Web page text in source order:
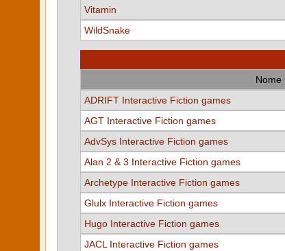
Vitamin
WildSnake
Nome
ADRIFT Interactive Fiction games
AGT Interactive Fiction games
AdvSys Interactive Fiction games
Alan 2 & 3 Interactive Fiction games
Archetype Interactive Fiction games
Glulx Interactive Fiction games
Hugo Interactive Fiction games
JACL Interactive Fiction games